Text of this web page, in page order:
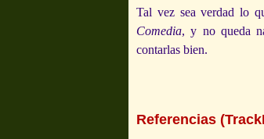
Tal vez sea verdad lo
Comedia, y no queda
contarlas bien.
Referencias